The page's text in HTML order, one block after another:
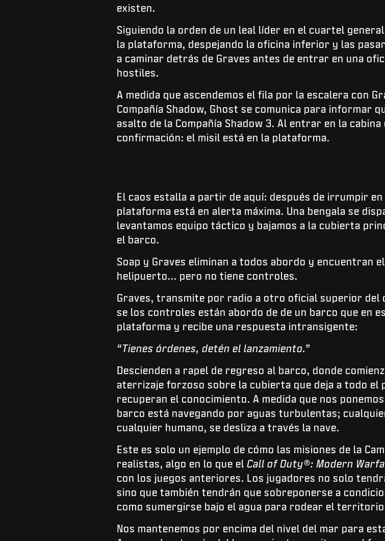
existen.
Siguiendo la orden de un leal líder en el cuartel
la plataforma, despejando la oficina inferior y las
a caminar detrás de Graves antes de entrar en una
hostiles.
A medida que ascendemos el fila por la escalera con
Compañía Shadow, Ghost se comunica para informar
asalto de la Compañía Shadow 3. Al entrar en la
confirmación: el misil está en la plataforma.
El caos estalla a partir de aquí: después de irrumpir
plataforma está en alerta máxima. Una bengala se
levantamos equipo táctico y bajamos a la cubierta
el barco.
Soap y Graves eliminan a todos abordo y encuentran
helipuerto... pero no tiene controles.
Graves, transmite por radio a otro oficial superior
se los controles están abordo de de un barco que en
plataforma y recibe una respuesta intransigente:
“Tienes órdenes, detén el lanzamiento.”
Descienden a rapel de regreso al barco, donde
aterrizaje forzoso sobre la cubierta que deja a todo el
recuperan el conocimiento. A medida que nos
barco está navegando por aguas turbulentas;
cualquier humano, se desliza a través la nave.
Este es solo un ejemplo de cómo las misiones de la
realistas, algo en lo que el Call of Duty®: Modern
con los juegos anteriores. Los jugadores no solo
sino que también tendrán que sobreponerse a
como sumergirse bajo el agua para rodear el territorio
Nos mantenemos por encima del nivel del mar para